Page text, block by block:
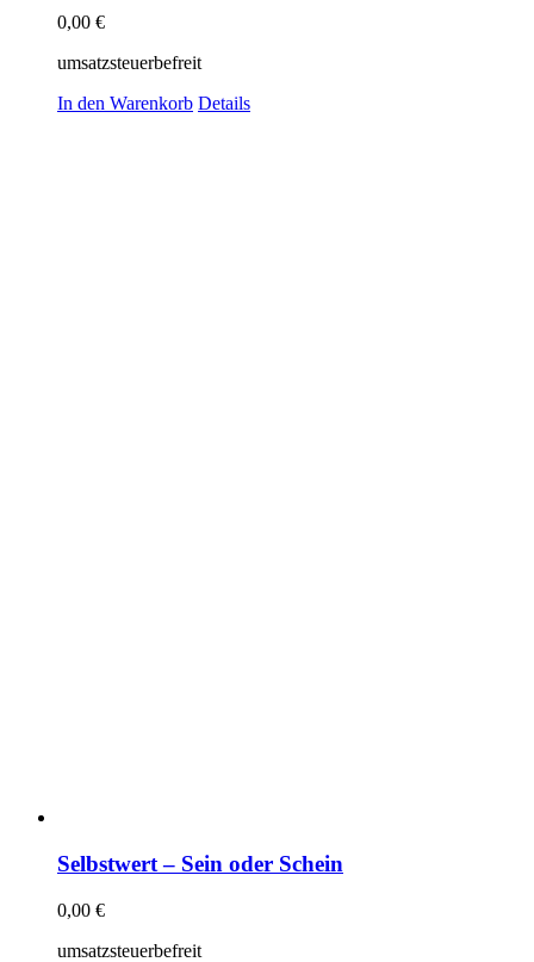
0,00 €
umsatzsteuerbefreit
In den Warenkorb Details
Selbstwert – Sein oder Schein
0,00 €
umsatzsteuerbefreit